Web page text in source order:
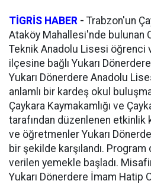
TİGRİS HABER - Trabzon'un
Ataköy Mahallesi'nde bulunan
Teknik Anadolu Lisesi öğrenci
ilçesine bağlı Yukarı
Yukarı Dönerdere Anadolu
anlamlı bir kardeş okul
Çaykara Kaymakamlığı ve
tarafından düzenlenen etkinlik
ve öğretmenler Yukarı
bir şekilde karşılandı.
verilen yemekle başladı.
Yukarı Dönerdere İmam Hatip